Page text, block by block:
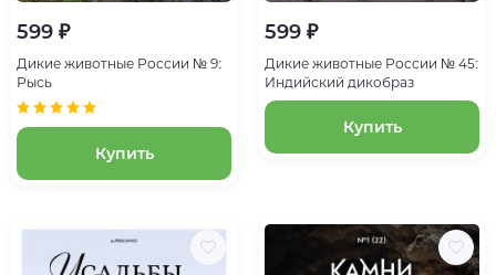
599 ₽
Дикие животные России № 9:
Рысь
Купить
599 ₽
Дикие животные России № 45:
Индийский дикобраз
Купить